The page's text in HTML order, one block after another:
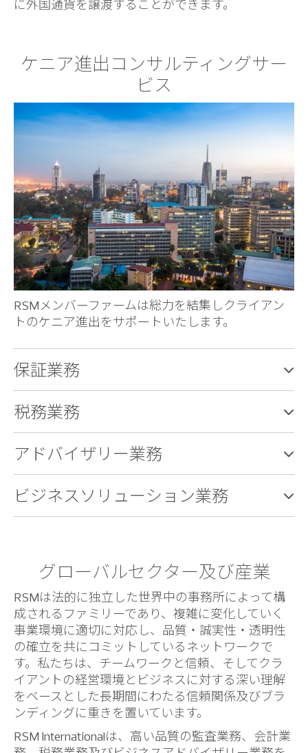
に外国通貨を譲渡することができます。
ケニア進出コンサルティングサー
ビス
RSMメンバーファームは総力を結集しクライアン
トのケニア進出をサポートいたします。
保証業務
税務業務
アドバイザリー業務
ビジネスソリューション業務
グローバルセクター及び産業
RSMは法的に独立した世界中の事務所によって構
成されるファミリーであり、複雑に変化していく
事業環境に適切に対応し、品質・誠実性・透明性
の確立を共にコミットしているネットワークで
す。私たちは、チームワークと信頼、そしてクラ
イアントの経営環境とビジネスに対する深い理解
をベースとした長期間にわたる信頼関係及びブラ
ンディングに重きを置いています。
RSM Internationalは、高い品質の監査業務、会計業